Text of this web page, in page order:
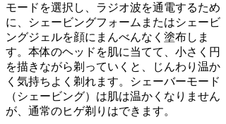
モードを選択し、ラジオ波を通電するため
に、シェービングフォームまたはシェービ
ングジェルを顔にまんべんなく塗布しま
す。本体のヘッドを肌に当てて、小さく円
を描きながら剃っていくと、じんわり温か
く気持ちよく剃れます。シェーバーモード
（シェービング）は肌は温かくなりません
が、通常のヒゲ剃りはできます。